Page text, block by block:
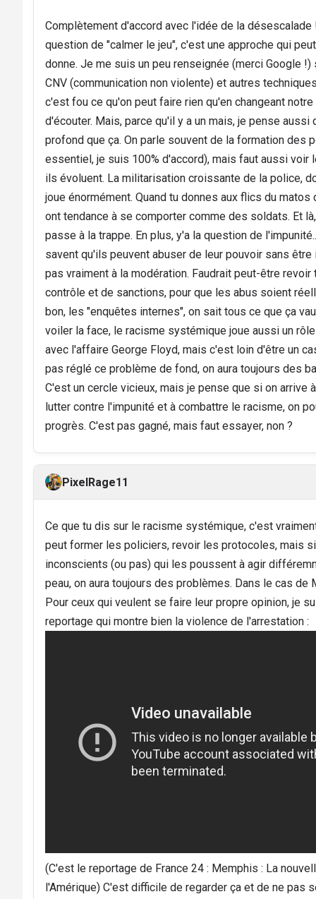
Complètement d'accord avec l'idée de la désescalade
question de "calmer le jeu", c'est une approche qui
donne. Je me suis un peu renseignée (merci Google
CNV (communication non violente) et autres
c'est fou ce qu'on peut faire rien qu'en changeant
d'écouter. Mais, parce qu'il y a un mais, je pense
profond que ça. On parle souvent de la formation des
essentiel, je suis 100% d'accord), mais faut aussi voir
ils évoluent. La militarisation croissante de la police,
joue énormément. Quand tu donnes aux flics du
ont tendance à se comporter comme des soldats. Et
passe à la trappe. En plus, y'a la question de
savent qu'ils peuvent abuser de leur pouvoir sans être
pas vraiment à la modération. Faudrait peut-être
contrôle et de sanctions, pour que les abus soient
bon, les "enquêtes internes", on sait tous ce que ça
voiler la face, le racisme systémique joue aussi un
avec l'affaire George Floyd, mais c'est loin d'être un
pas réglé ce problème de fond, on aura toujours des
C'est un cercle vicieux, mais je pense que si on arrive
lutter contre l'impunité et à combattre le racisme, on
progrès. C'est pas gagné, mais faut essayer, non ?
PixelRage11
Ce que tu dis sur le racisme systémique, c'est
peut former les policiers, revoir les protocoles, mais
inconscients (ou pas) qui les poussent à agir
peau, on aura toujours des problèmes. Dans le cas de
Pour ceux qui veulent se faire leur propre opinion, je
reportage qui montre bien la violence de l'arrestation :
(C'est le reportage de France 24 : Memphis : La
l'Amérique) C'est difficile de regarder ça et de ne pas